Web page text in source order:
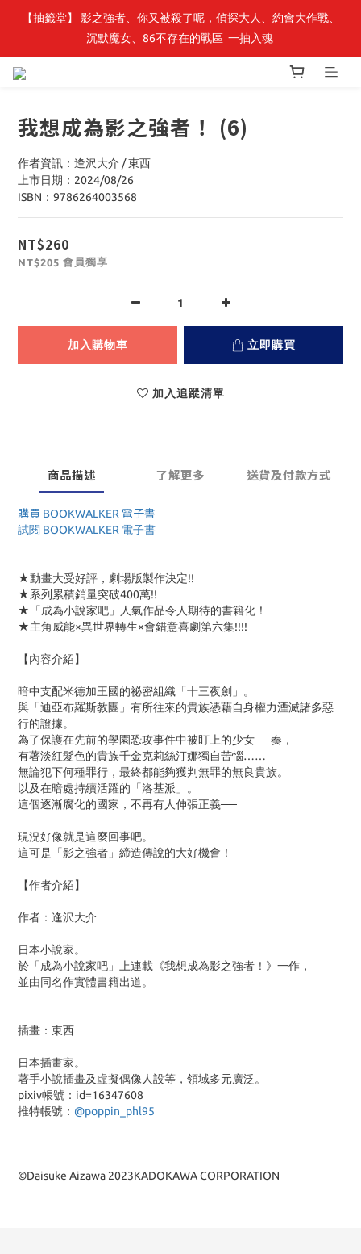
最新開賣🔥「全知讀者視角」 周邊商品
【抽籤堂】 影之強者、你又被殺了呢，偵探大人、約會大作戰、
沉默魔女、86不存在的戰區  一抽入魂
我想成為影之強者！ (6)
作者資訊：逢沢大介 / 東西
上市日期：2024/08/26
ISBN：9786264003568
NT$260
NT$205 會員獨享
加入購物車 立即購買
加入追蹤清單
商品描述 了解更多 送貨及付款方式
購買 BOOKWALKER 電子書
試閱 BOOKWALKER 電子書
★動畫大受好評，劇場版製作決定!!
★系列累積銷量突破400萬!!
★「成為小說家吧」人氣作品令人期待的書籍化！
★主角威能×異世界轉生×會錯意喜劇第六集!!!!
【內容介紹】
暗中支配米德加王國的祕密組織「十三夜劍」。
與「迪亞布羅斯教團」有所往來的貴族憑藉自身權力湮滅諸多惡
行的證據。
為了保護在先前的學園恐攻事件中被盯上的少女──奏，
有著淡紅髮色的貴族千金克莉絲汀娜獨自苦惱……
無論犯下何種罪行，最終都能夠獲判無罪的無良貴族。
以及在暗處持續活躍的「洛基派」。
這個逐漸腐化的國家，不再有人伸張正義──
現況好像就是這麼回事吧。
這可是「影之強者」締造傳說的大好機會！
【作者介紹】
作者：逢沢大介
日本小說家。
於「成為小說家吧」上連載《我想成為影之強者！》一作，
並由同名作實體書籍出道。
插畫：東西
日本插畫家。
著手小說插畫及虛擬偶像人設等，領域多元廣泛。
pixiv帳號：id=16347608
推特帳號： @poppin_phl95
©Daisuke Aizawa 2023KADOKAWA CORPORATION